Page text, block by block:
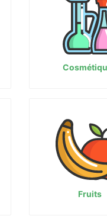
Fruits